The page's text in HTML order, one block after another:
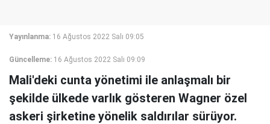
Yayınlanma: 16 Ağustos 2022 Salı 09:05
Güncelleme: 16 Ağustos 2022 Salı 09:09
Mali'deki cunta yönetimi ile anlaşmalı bir
şekilde ülkede varlık gösteren Wagner özel
askeri şirketine yönelik saldırılar sürüyor.